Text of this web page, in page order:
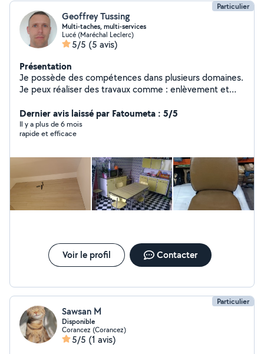
Particulier
Geoffrey Tussing
Multi-taches, multi-services
Lucé (Maréchal Leclerc)
5/5 (5 avis)
Présentation
Je possède des compétences dans plusieurs domaines.
Je peux réaliser des travaux comme : enlèvement et
meubles, élaguage de petits arbres, taille de haies,
pelouses, massifs, enlèvement de végétaux, dépose
Dernier avis laissé par Fatoumeta : 5/5
Il y a plus de 6 mois
rapide et efficace
Voir le profil Contacter
Particulier
Sawsan M
Disponible
Corancez (Corancez)
5/5 (1 avis)